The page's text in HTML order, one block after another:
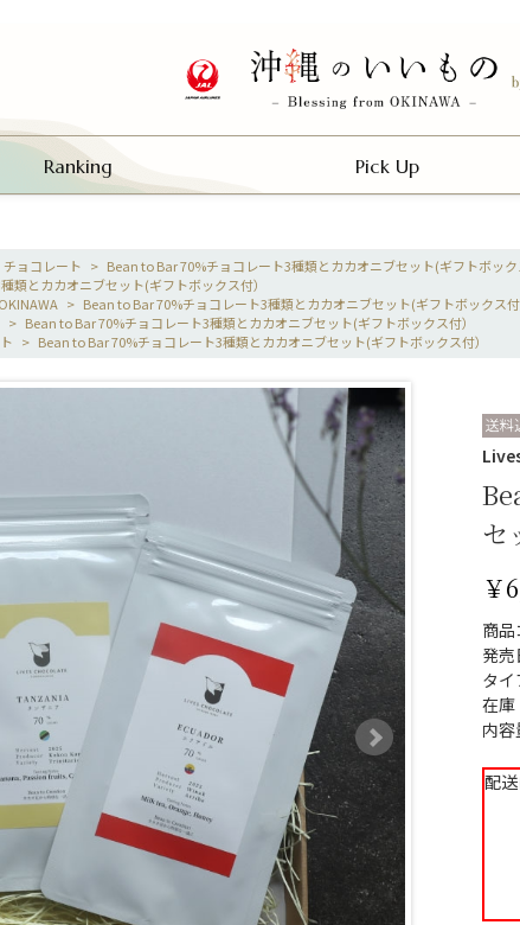
Ranking Pick Up
チョコレート > Bean to Bar 70%チョコレート3種類とカカオニブセット(ギフトボック
類とカカオニブセット(ギフトボックス付）
> Bean to Bar 70%チョコレート3種類とカカオニブセット(ギフトボックス付
> Bean to Bar 70%チョコレート3種類とカカオニブセット(ギフトボックス付）
> Bean to Bar 70%チョコレート3種類とカカオニブセット(ギフトボックス付）
セ
￥
商品
発売
タイ
在庫
内容
配